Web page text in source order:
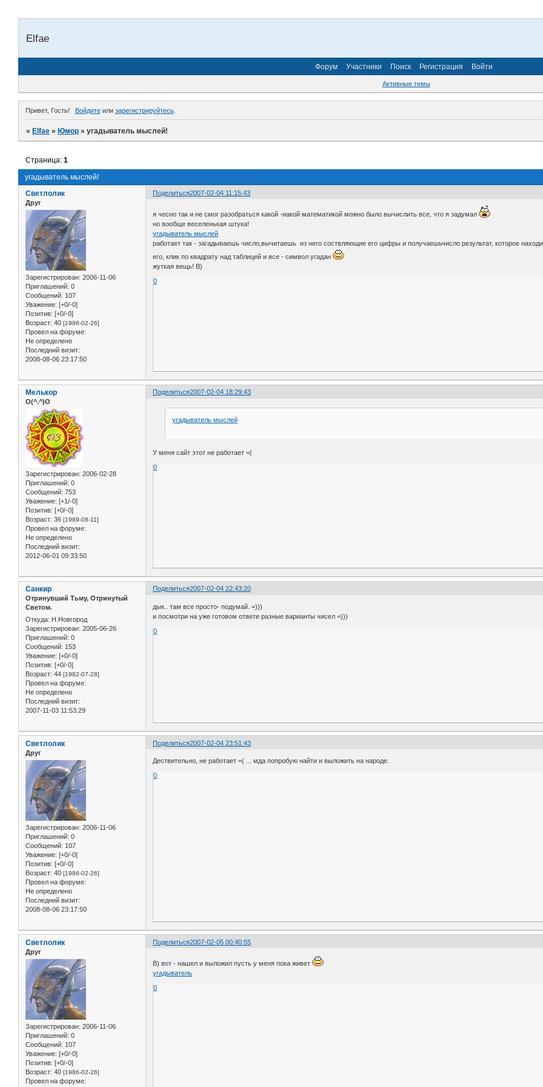
Elfae
Форум Участники Поиск Регистрация Войти
Активные темы
Привет, Гость! Войдитеили зарегистрируйтесь.
»Elfae »Юмор »угадыватель мыслей!
угадыватель мыслей!
Страница:1
Поделиться2007-02-04 11:15:43
Светлолик
Друг
Зарегистрирован: 2006-11-06
Приглашений: 0
Сообщений: 107
Уважение: [+0/-0]
Позитив: [+0/-0]
Возраст: 40 [1986-02-26]
Провел на форуме:
Не определено
Последний визит:
2008-08-06 23:17:50
я чесно так и не смог разобраться какой -иакой математикой можно было вычислить все, что я задумал
но вообще веселенькая штука!
угадыватель мыслей
работает так - загадываешь число,вычитаешь из него соствляющие его цифры и получаешьчисло результат, которое
его, клик по квадрату над таблицей и все - символ угадан
жуткая вещь! B)
0
Поделиться2007-02-04 18:29:43
Мелькор
O(^.^)O
Зарегистрирован: 2006-02-28
Приглашений: 0
Сообщений: 753
Уважение: [+1/-0]
Позитив: [+0/-0]
Возраст: 36 [1989-08-11]
Провел на форуме:
Не определено
Последний визит:
2012-06-01 09:33:50
угадыватель мыслей
У меня сайт этот не работает =(
0
Поделиться2007-02-04 22:43:20
Санкир
Отринувший Тьму, Отринутый
Светом.
Откуда: Н.Новгород
Зарегистрирован: 2005-06-26
Приглашений: 0
Сообщений: 153
Уважение: [+0/-0]
Позитив: [+0/-0]
Возраст: 44 [1982-07-28]
Провел на форуме:
Не определено
Последний визит:
2007-11-03 11:53:29
дык.. там все просто- подумай. =)))
и посмотри на уже готовом ответе разные варианты чисел =)))
0
Поделиться2007-02-04 23:51:43
Светлолик
Друг
Зарегистрирован: 2006-11-06
Приглашений: 0
Сообщений: 107
Уважение: [+0/-0]
Позитив: [+0/-0]
Возраст: 40 [1986-02-26]
Провел на форуме:
Не определено
Последний визит:
2008-08-06 23:17:50
Дествительно, не работает =( ... мда попробую найти и выложить на народе.
0
Поделиться2007-02-05 00:40:55
Светлолик
Друг
Зарегистрирован: 2006-11-06
Приглашений: 0
Сообщений: 107
Уважение: [+0/-0]
Позитив: [+0/-0]
Возраст: 40 [1986-02-26]
Провел на форуме:
B) вот - нашел и выложил пусть у меня пока живет
угадыватель
0